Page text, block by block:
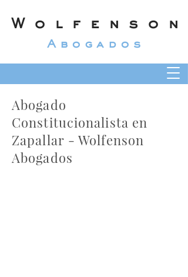
Wolfenson
Abogados
Abogado
Constitucionalista en
Zapallar - Wolfenson
Abogados